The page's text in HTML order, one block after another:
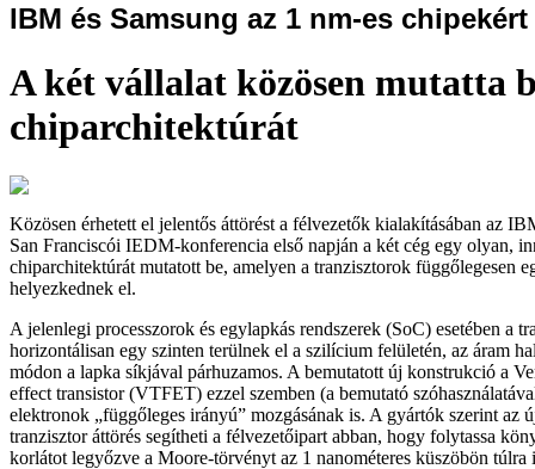
IBM és Samsung az 1 nm-es chipekért
A két vállalat közösen mutatta
chiparchitektúrát
Közösen érhetett el jelentős áttörést a félvezetők kialakításában az
San Franciscói IEDM-konferencia első napján a két cég egy olyan,
chiparchitektúrát mutatott be, amelyen a tranzisztorok függőlegesen
helyezkednek el.
A jelenlegi processzorok és egylapkás rendszerek (SoC) esetében a
horizontálisan egy szinten terülnek el a szilícium felületén, az áram
módon a lapka síkjával párhuzamos. A bemutatott új konstrukció a
effect transistor (VTFET) ezzel szemben (a bemutató
elektronok „függőleges irányú” mozgásának is. A gyártók szerint az
tranzisztor áttörés segítheti a félvezetőipart abban, hogy folytassa
korlátot legyőzve a Moore-törvényt az 1 nanométeres küszöbön túlra